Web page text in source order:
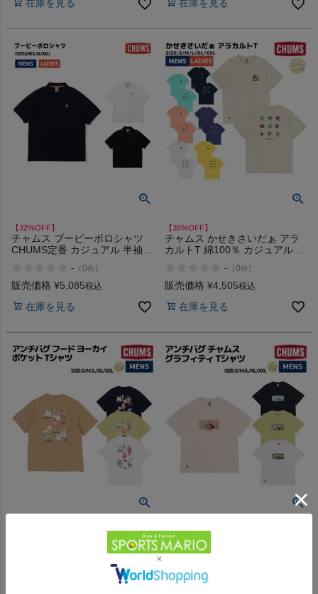
在庫を見る 在庫を見る
【32%OFF】
チャムス ブービーポロシャツ
CHUMS定番 カジュアル 半袖
Shirt アウトレット セール
- （0件 ）
販売価格 ¥5,085税込
在庫を見る
【35%OFF】
チャムス かせきさいだぁ アラ
カルトT 綿100％ カジュアル 半
ント CHUMS アウトレット セ
ール
- （0件 ）
販売価格 ¥4,505税込
在庫を見る
チャムス アンチバグ フード ヨ
ーカイ ポケット Tシャツ カジ
ュアル アウトドア トップス 半
袖 クルーネック プルオーバー
CHUMS Anti-Bug Food Yokai
【32%OFF】
チャムス アンチバグ グラフィ
ティ Tシャツ カジュアル アウ
ック プルオーバー CHUMS